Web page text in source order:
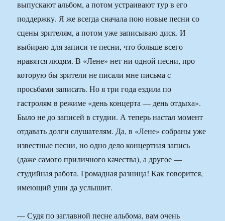
выпускают альбом, а потом устраивают тур в его
поддержку. Я же всегда сначала пою новые песни со
сцены зрителям, а потом уже записываю диск. И
выбираю для записи те песни, что больше всего
нравятся людям. В «Лене» нет ни одной песни, про
которую бы зрители не писали мне письма с
просьбами записать. Но я три года ездила по
гастролям в режиме «день концерта — день отдыха».
Было не до записей в студии. А теперь настал момент
отдавать долги слушателям. Да, в «Лене» собраны уже
известные песни, но одно дело концертная запись
(даже самого приличного качества), а другое —
студийная работа. Громадная разница! Как говорится,
имеющий уши да услышит.
— Судя по заглавной песне альбома, вам очень